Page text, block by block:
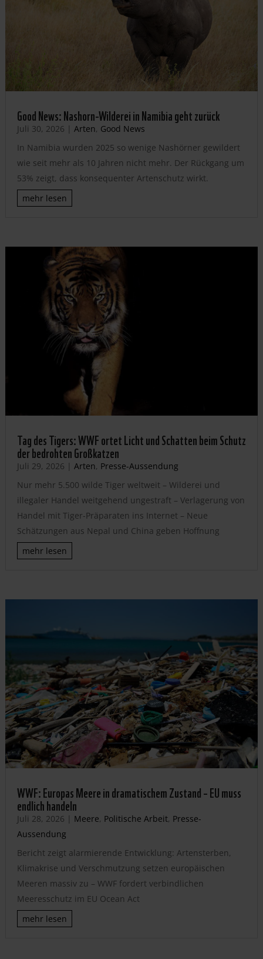
Good News: Nashorn-Wilderei in Namibia geht zurück
Juli 30, 2026 | Arten, Good News
In Namibia wurden 2025 so wenige Nashörner gewildert
wie seit mehr als 10 Jahren nicht mehr. Der Rückgang um
53% zeigt, dass konsequenter Artenschutz wirkt.
mehr lesen
Tag des Tigers: WWF ortet Licht und Schatten beim Schutz
der bedrohten Großkatzen
Juli 29, 2026 | Arten, Presse-Aussendung
Nur mehr 5.500 wilde Tiger weltweit – Wilderei und
illegaler Handel weitgehend ungestraft – Verlagerung von
Handel mit Tiger-Präparaten ins Internet – Neue
Schätzungen aus Nepal und China geben Hoffnung
mehr lesen
WWF: Europas Meere in dramatischem Zustand – EU muss
endlich handeln
Juli 28, 2026 | Meere, Politische Arbeit, Presse-
Aussendung
Bericht zeigt alarmierende Entwicklung: Artensterben,
Klimakrise und Verschmutzung setzen europäischen
Meeren massiv zu – WWF fordert verbindlichen
Meeresschutz im EU Ocean Act
mehr lesen